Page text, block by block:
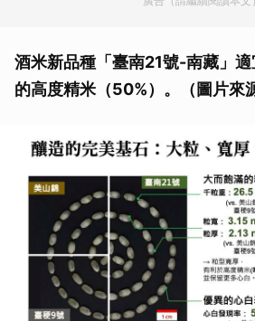
酒米新品種「臺南21號-南藏」
的高度精米（50%）。（圖片來